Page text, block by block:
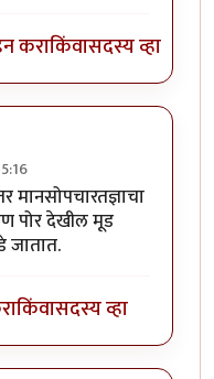
कराकिंवासदस्य व्हा
मानसोपचारतज्ञाचा
पोर देखील मूड
जातात.
किंवासदस्य व्हा